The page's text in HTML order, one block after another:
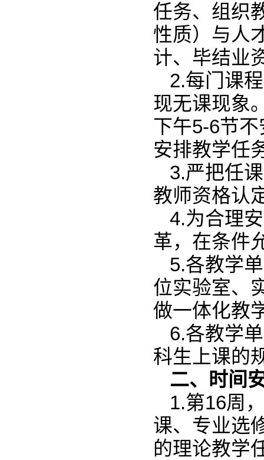
任务、组织
性质）与人
计、毕结业
2.每门课
现无课现象
下午5-6节
安排教学任
3.严把任
教师资格认
4.为合理
革，在条件
5.各教学
位实验室、
做一体化教
6.各教学
科生上课的
二、时间
1.第16周
课、专业选
的理论教学